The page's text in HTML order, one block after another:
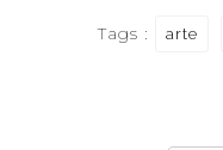
Tags : arte